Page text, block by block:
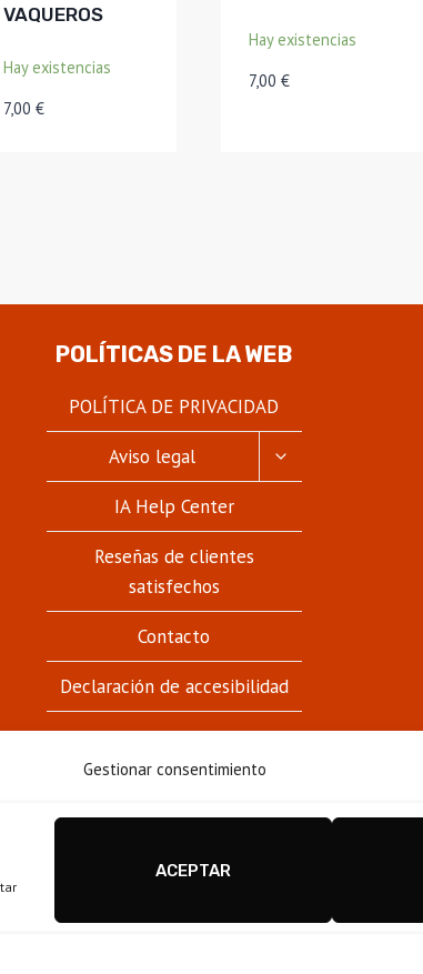
Gestionar consentimiento
ACEPTAR
VAQUEROS
Hay existencias
7,00 €
Hay existencias
7,00 €
POLÍTICAS DE LA WEB
POLÍTICA DE PRIVACIDAD
Aviso legal
ALTERNAR
IA Help Center
Reseñas de clientes
satisfechos
Contacto
Declaración de accesibilidad
Disseny i configuració igualada.online